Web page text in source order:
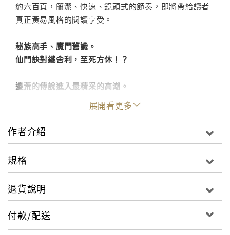
約六百頁，簡潔、快速、鏡頭式的節奏，即將帶給讀者
真正黃易風格的閱讀享受。
秘族高手、魔門舊識。
仙門訣對鐵舍利，至死方休！？
邊荒的傳說進入最精采的高潮。
群雄終將分別奔赴各自的道路，成王成仙成魔，白髪漁
揉合了歷史、武俠、玄學，以及對生命意義的思索，
《邊荒傳說》將武俠小說擴展至新的極限。
作品全球銷售破1000萬册！
全國圖書館借閱率最高的作家
競逐霸業的關鍵時刻，北方慕容垂、拓拔珪開戰，南方
天師道、桓玄烽起，更有隱伏暗處的魔門力量蠢蠢欲
展開看更多
作者介紹
規格
退貨說明
付款/配送